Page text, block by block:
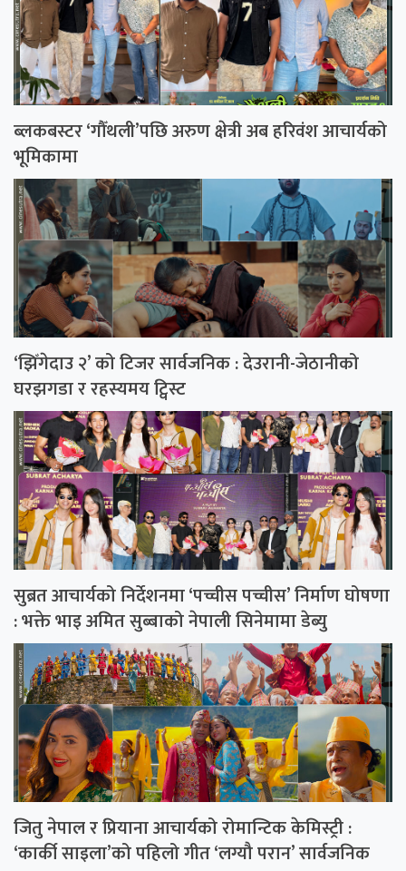
ब्लकबस्टर ‘गौँथली’पछि अरुण क्षेत्री अब हरिवंश आचार्यको
भूमिकामा
‘झिँगेदाउ २’ को टिजर सार्वजनिक : देउरानी-जेठानीको
घरझगडा र रहस्यमय ट्विस्ट
सुब्रत आचार्यको निर्देशनमा ‘पच्चीस पच्चीस’ निर्माण घोषणा
: भक्ते भाइ अमित सुब्बाको नेपाली सिनेमामा डेब्यु
जितु नेपाल र प्रियाना आचार्यको रोमान्टिक केमिस्ट्री :
‘कार्की साइला’को पहिलो गीत ‘लग्यौ परान’ सार्वजनिक